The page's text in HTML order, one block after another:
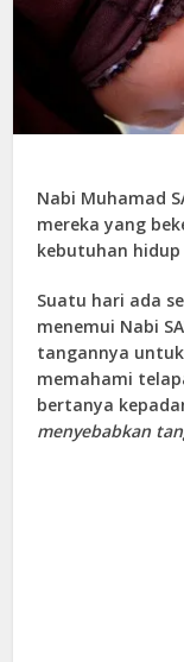
Nabi Muhamad
mereka yang
kebutuhan
Suatu hari ada
menemui Nabi
tangannya
memahami
bertanya
menyebabkan